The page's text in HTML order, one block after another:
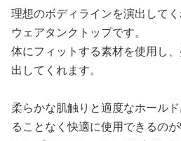
理想のボディラインを演出して
ウェアタンクトップです。
体にフィットする素材を使用し
出してくれます。
柔らかな肌触りと適度なホール
ることなく快適に使用できるのが